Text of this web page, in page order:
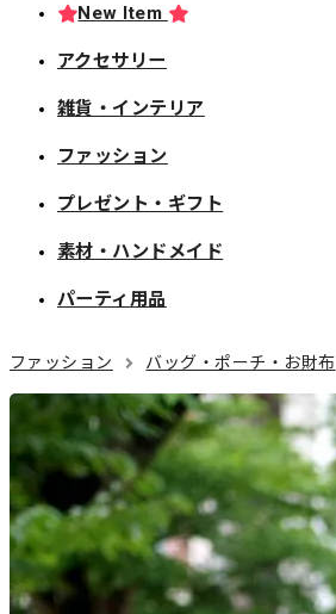
New Item
アクセサリー
雑貨・インテリア
ファッション
プレゼント・ギフト
素材・ハンドメイド
パーティ用品
ファッション バッグ・ポーチ・お財布